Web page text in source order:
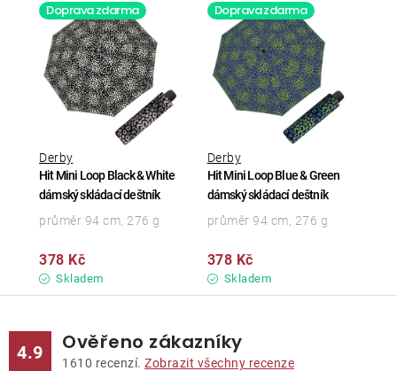
Doprava zdarma
Hit Mini Loop Black & White
dámský skládací deštník
Derby
Skladem
378 Kč
průměr 94 cm, 276 g
Doprava zdarma
Hit Mini Loop Blue & Green
dámský skládací deštník
Derby
Skladem
378 Kč
průměr 94 cm, 276 g
4.9 Ověřeno zákazníky
1610 recenzí. Zobrazit všechny recenze